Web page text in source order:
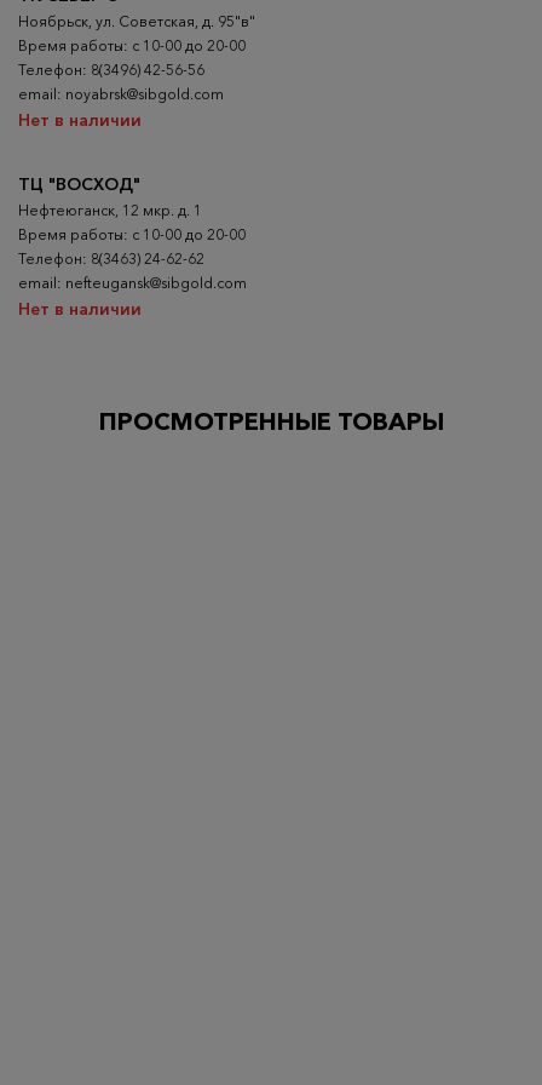
Ноябрьск, ул. Советская, д. 95"в"
Время работы: с 10-00 до 20-00
Телефон: 8(3496) 42-56-56
email: noyabrsk@sibgold.com
Нет в наличии
ТЦ "ВОСХОД"
Нефтеюганск, 12 мкр. д. 1
Время работы: с 10-00 до 20-00
Телефон: 8(3463) 24-62-62
email: nefteugansk@sibgold.com
Нет в наличии
ПРОСМОТРЕННЫЕ ТОВАРЫ